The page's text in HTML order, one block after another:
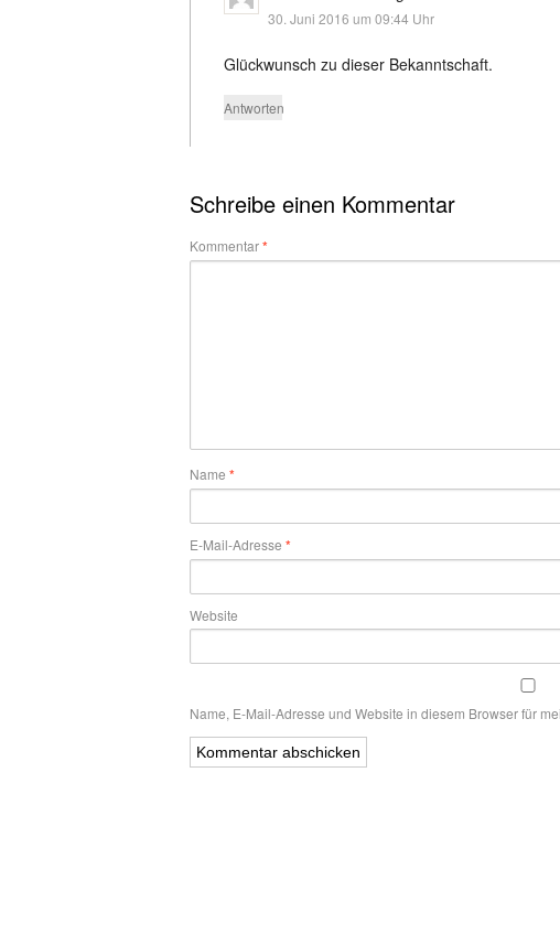
30. Juni 2016 um 09:44 Uhr
Glückwunsch zu dieser Bekanntschaft.
Antworten
Schreibe einen Kommentar
Kommentar*
Name *
E-Mail-Adresse *
Website
Name, E-Mail-Adresse und Website in diesem Browser für